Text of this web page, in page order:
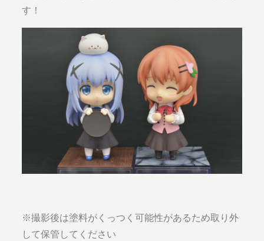
す！
※撮影後は塗料がくっつく可能性があるため取り外
して保管してください